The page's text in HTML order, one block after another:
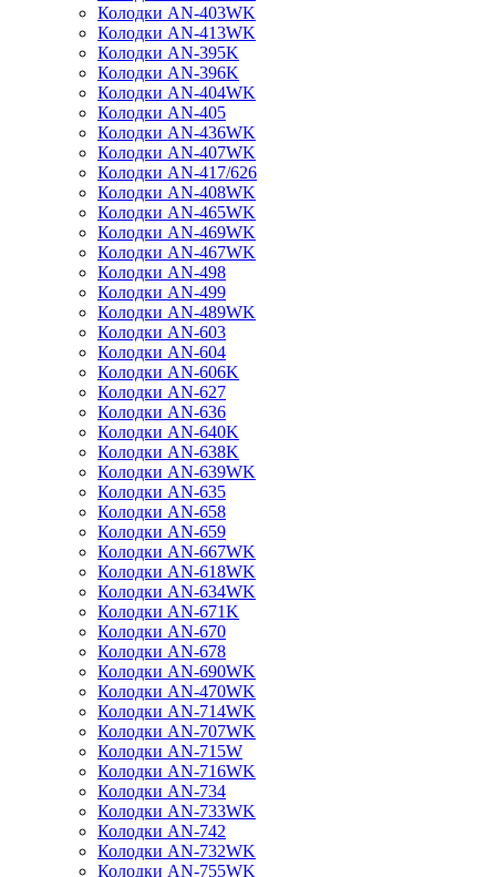
Колодки AN-403WK
Колодки AN-413WK
Колодки AN-395K
Колодки AN-396K
Колодки AN-404WK
Колодки AN-405
Колодки AN-436WK
Колодки AN-407WK
Колодки AN-417/626
Колодки AN-408WK
Колодки AN-465WK
Колодки AN-469WK
Колодки AN-467WK
Колодки AN-498
Колодки AN-499
Колодки AN-489WK
Колодки AN-603
Колодки AN-604
Колодки AN-606K
Колодки AN-627
Колодки AN-636
Колодки AN-640K
Колодки AN-638K
Колодки AN-639WK
Колодки AN-635
Колодки AN-658
Колодки AN-659
Колодки AN-667WK
Колодки AN-618WK
Колодки AN-634WK
Колодки AN-671K
Колодки AN-670
Колодки AN-678
Колодки AN-690WK
Колодки AN-470WK
Колодки AN-714WK
Колодки AN-707WK
Колодки AN-715W
Колодки AN-716WK
Колодки AN-734
Колодки AN-733WK
Колодки AN-742
Колодки AN-732WK
Колодки AN-755WK